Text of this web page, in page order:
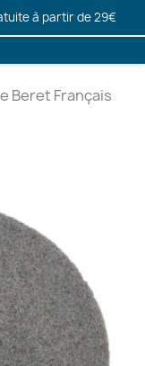
à partir de 29€
Beret Français